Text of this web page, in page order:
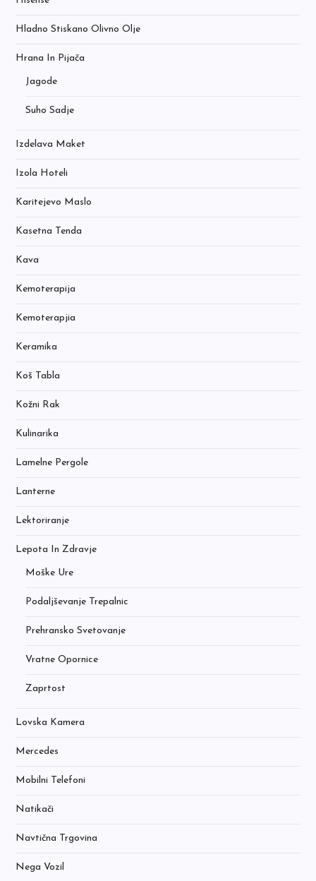
Hladno Stiskano Olivno Olje
Hrana In Pijača
Jagode
Suho Sadje
Izdelava Maket
Izola Hoteli
Karitejevo Maslo
Kasetna Tenda
Kava
Kemoterapija
Kemoterapjia
Keramika
Koš Tabla
Kožni Rak
Kulinarika
Lamelne Pergole
Lanterne
Lektoriranje
Lepota In Zdravje
Moške Ure
Podaljševanje Trepalnic
Prehransko Svetovanje
Vratne Opornice
Zaprtost
Lovska Kamera
Mercedes
Mobilni Telefoni
Natikači
Navtična Trgovina
Nega Vozil